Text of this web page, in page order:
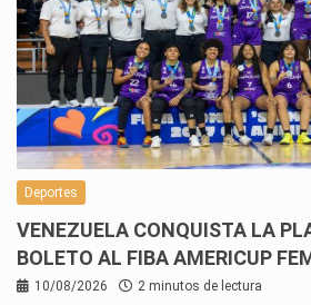
Deportes
VENEZUELA CONQUISTA LA
BOLETO AL FIBA AMERICUP
10/08/2026 2 minutos de lectura